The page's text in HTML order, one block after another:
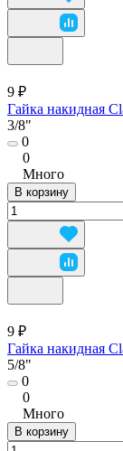
9 ₽
Гайка накидная
3/8"
0
0
Много
В корзину
9 ₽
Гайка накидная
5/8"
0
0
Много
В корзину